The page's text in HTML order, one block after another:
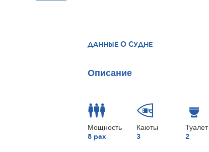
ДАННЫЕ О СУДНЕ
Описание
Мощность
8 pax
Каюты
3
Туалет
2